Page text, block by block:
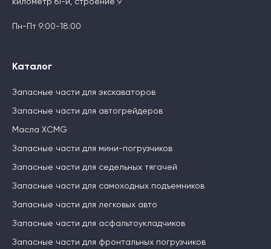
Пн-Пт 9:00-18:00
Каталог
Запасные части для экскаваторов
Запасные части для автогрейдеров
Масла XCMG
Запасные части для мини-погрузчиков
Запасные части для седельных тягачей
Запасные части для самоходных подъемников
Запасные части для легковых авто
Запасные части для асфальтоукладчиков
Запасные части для фронтальных погрузчиков